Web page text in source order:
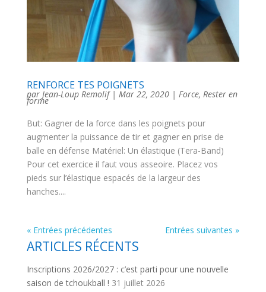
RENFORCE TES POIGNETS
par Jean-Loup Remolif| Mar 22, 2020| Force, Rester en
forme
But: Gagner de la force dans les poignets pour
augmenter la puissance de tir et gagner en prise de
balle en défense Matériel: Un élastique (Tera-Band)
Pour cet exercice il faut vous asseoire. Placez vos
pieds sur l’élastique espacés de la largeur des
hanches....
« Entrées précédentes Entrées suivantes »
ARTICLES RÉCENTS
Inscriptions 2026/2027 : c’est parti pour une nouvelle
saison de tchoukball ! 31 juillet 2026